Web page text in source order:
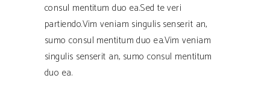
consul mentitum duo ea.Sed te veri
partiendo.Vim veniam singulis senserit an,
sumo consul mentitum duo ea.Vim veniam
singulis senserit an, sumo consul mentitum
duo ea.